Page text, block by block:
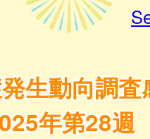
生動向調
年第28週